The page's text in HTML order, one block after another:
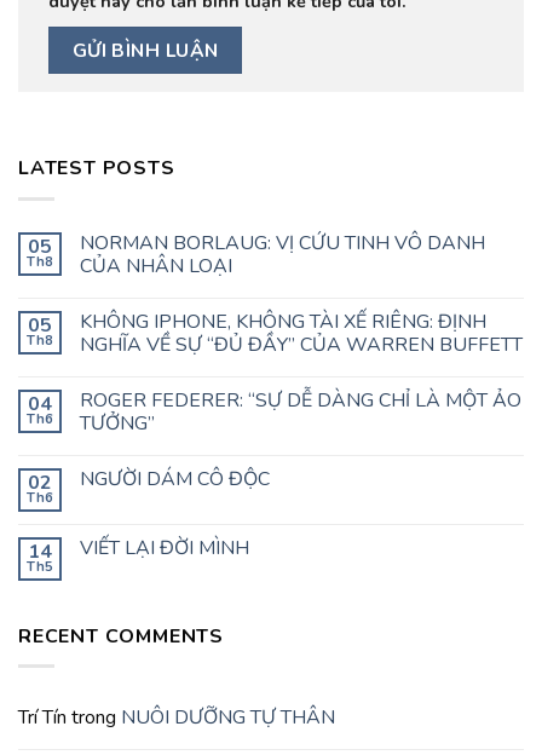
LATEST POSTS
05
Th8
NORMAN BORLAUG: VỊ CỨU TINH VÔ DANH
CỦA NHÂN LOẠI
05
Th8
KHÔNG IPHONE, KHÔNG TÀI XẾ RIÊNG: ĐỊNH
NGHĨA VỀ SỰ “ĐỦ ĐẦY” CỦA WARREN BUFFETT
04
Th6
ROGER FEDERER: “SỰ DỄ DÀNG CHỈ LÀ MỘT ẢO
TƯỞNG”
02
Th6
NGƯỜI DÁM CÔ ĐỘC
14
Th5
VIẾT LẠI ĐỜI MÌNH
RECENT COMMENTS
Trí Tín trong NUÔI DƯỠNG TỰ THÂN